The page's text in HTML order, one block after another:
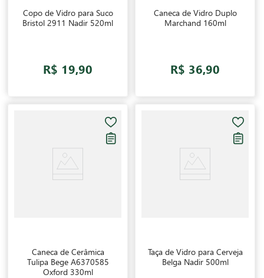
Copo de Vidro para Suco
Bristol 2911 Nadir 520ml
R$ 19,90
Caneca de Vidro Duplo
Marchand 160ml
R$ 36,90
Caneca de Cerâmica
Tulipa Bege A6370585
Oxford 330ml
Taça de Vidro para Cerveja
Belga Nadir 500ml